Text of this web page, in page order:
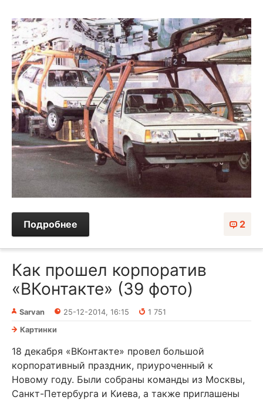
2
Подробнее
Как прошел корпоратив
«ВКонтакте» (39 фото)
Sarvan 25-12-2014, 16:15
1 751
Картинки
18 декабря «ВКонтакте» провел большой
корпоративный праздник, приуроченный к
Новому году. Были собраны команды из Москвы,
Санкт-Петербурга и Киева, а также приглашены